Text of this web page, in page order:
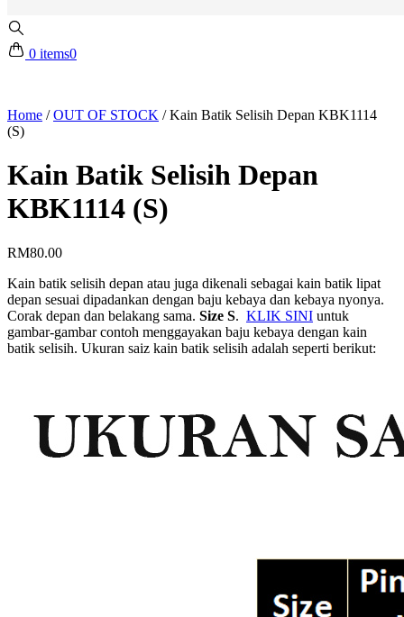
0 items0
Home /OUT OF STOCK /Kain Batik Selisih Depan KBK1114
(S)
Kain Batik Selisih Depan
KBK1114 (S)
RM80.00
Kain batik selisih depan atau juga dikenali sebagai kain batik lipat
depan sesuai dipadankan dengan baju kebaya dan kebaya nyonya.
Corak depan dan belakang sama. Size S. KLIK SINI untuk
gambar-gambar contoh menggayakan baju kebaya dengan kain
batik selisih. Ukuran saiz kain batik selisih adalah seperti berikut: